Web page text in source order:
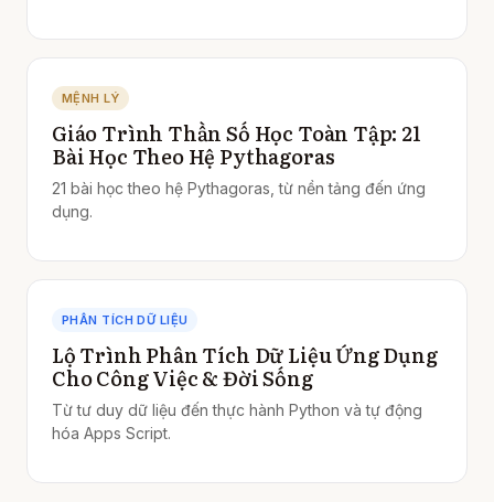
MỆNH LÝ
Giáo Trình Thần Số Học Toàn Tập: 21
Bài Học Theo Hệ Pythagoras
21 bài học theo hệ Pythagoras, từ nền tảng đến ứng
dụng.
PHÂN TÍCH DỮ LIỆU
Lộ Trình Phân Tích Dữ Liệu Ứng Dụng
Cho Công Việc & Đời Sống
Từ tư duy dữ liệu đến thực hành Python và tự động
hóa Apps Script.